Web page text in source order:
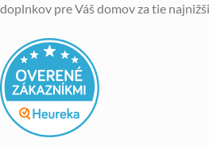
doplnkov pre Váš domov za tie